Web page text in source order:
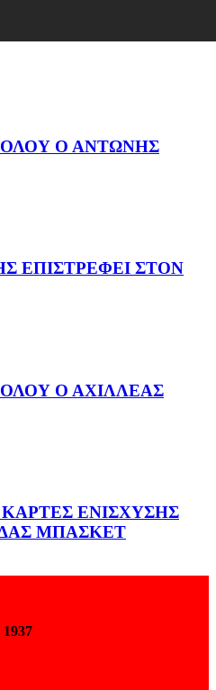
Ο ΑΝΤΩΝΗΣ
ΕΠΙΣΤΡΕΦΕΙ ΣΤΟΝ
Ο ΑΧΙΛΛΕΑΣ
ΕΝΙΣΧΥΣΗΣ
ΜΠΑΣΚΕΤ